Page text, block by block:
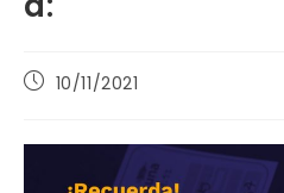
Publicación
entrada:
10/11/2021